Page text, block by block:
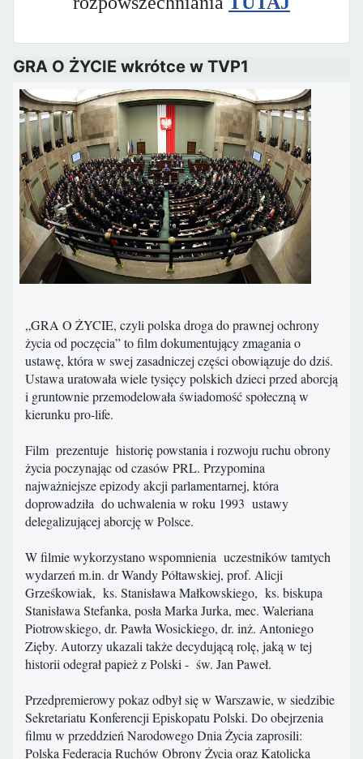
GRA O ŻYCIE wkrótce w TVP1
„GRA O ŻYCIE, czyli polska droga do prawnej ochrony
życia od poczęcia” to film dokumentujący zmagania o
ustawę, która w swej zasadniczej części obowiązuje do dziś.
Ustawa uratowała wiele tysięcy polskich dzieci przed aborcją
i gruntownie przemodelowała świadomość społeczną w
kierunku pro-life.
Film prezentuje historię powstania i rozwoju ruchu obrony
życia poczynając od czasów PRL. Przypomina
najważniejsze epizody akcji parlamentarnej, która
doprowadziła do uchwalenia w roku 1993 ustawy
delegalizującej aborcję w Polsce.
W filmie wykorzystano wspomnienia uczestników tamtych
wydarzeń m.in. dr Wandy Półtawskiej, prof. Alicji
Grześkowiak, ks. Stanisława Małkowskiego, ks. biskupa
Stanisława Stefanka, posła Marka Jurka, mec. Waleriana
Piotrowskiego, dr. Pawła Wosickiego, dr. inż. Antoniego
Zięby. Autorzy ukazali także decydującą rolę, jaką w tej
historii odegrał papież z Polski - św. Jan Paweł.
Przedpremierowy pokaz odbył się w Warszawie, w siedzibie
Sekretariatu Konferencji Episkopatu Polski. Do obejrzenia
filmu w przeddzień Narodowego Dnia Życia zaprosili:
Polska Federacja Ruchów Obrony Życia oraz Katolicka